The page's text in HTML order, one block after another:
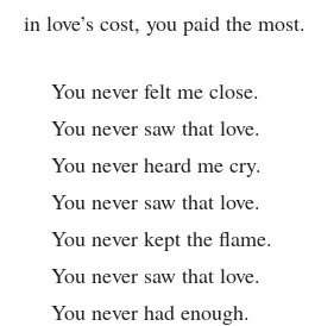
in love’s cost, you paid the most.
You never felt me close.
You never saw that love.
You never heard me cry.
You never saw that love.
You never kept the flame.
You never saw that love.
You never had enough.